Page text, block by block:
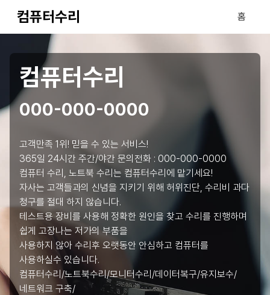
컴퓨터수리 홈
컴퓨터수리
000-000-0000
고객만족 1위! 믿을 수 있는 서비스!
365일 24시간 주간/야간 문의전화 : 000-000-0000
컴퓨터 수리, 노트북 수리는 컴퓨터수리에 맡기세요!
자사는 고객들과의 신념을 지키기 위해 허위진단, 수리비 과다
청구를 절대 하지 않습니다.
테스트용 장비를 사용해 정확한 원인을 찾고 수리를 진행하며
쉽게 고장나는 저가의 부품을
사용하지 않아 수리후 오랫동안 안심하고 컴퓨터를
사용하실수 있습니다.
컴퓨터수리/노트북수리/모니터수리/데이터복구/유지보수/
네트워크 구축/